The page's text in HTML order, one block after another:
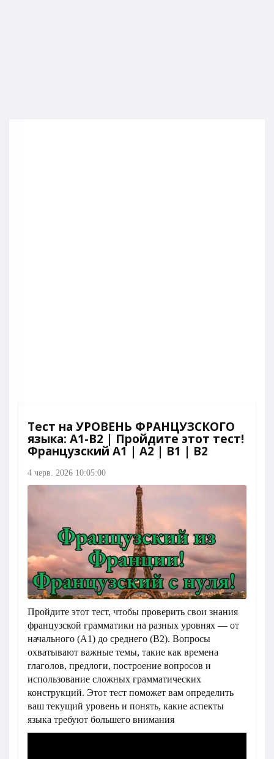
Тест на УРОВЕНЬ ФРАНЦУЗСКОГО
языка: A1-B2 | Пройдите этот тест!
Французский A1 | A2 | B1 | B2
4 черв. 2026 10:05:00
Пройдите этот тест, чтобы проверить свои знания
французской грамматики на разных уровнях — от
начального (A1) до среднего (B2). Вопросы
охватывают важные темы, такие как времена
глаголов, предлоги, построение вопросов и
использование сложных грамматических
конструкций. Этот тест поможет вам определить
ваш текущий уровень и понять, какие аспекты
языка требуют большего внимания